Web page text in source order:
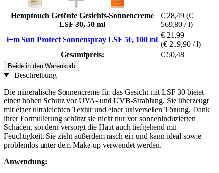
Hemptouch Getönte Gesichts-Sonnencreme
LSF 30, 50 ml
€ 28,49 (€
569,80 / l)
i+m Sun Protect Sonnenspray LSF 50, 100 ml
€ 21,99
(€ 219,90 / l)
Gesamtpreis:
€ 50,48
Beide in den Warenkorb
Beschreibung
Die mineralische Sonnencreme für das Gesicht mit LSF 30 bietet
einen hohen Schutz vor UVA- und UVB-Strahlung. Sie überzeugt
mit einer ultraleichten Textur und einer universellen Tönung. Dank
ihrer Formulierung schützt sie nicht nur vor sonneninduzierten
Schäden, sondern versorgt die Haut auch tiefgehend mit
Feuchtigkeit. Sie zieht außerdem rasch ein und kann ideal sowie
problemlos unter dem Make-up verwendet werden.
Anwendung: